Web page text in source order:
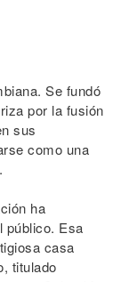
Se fundó
por la fusión
sus
como una
ha
público. Esa
casa
titulado